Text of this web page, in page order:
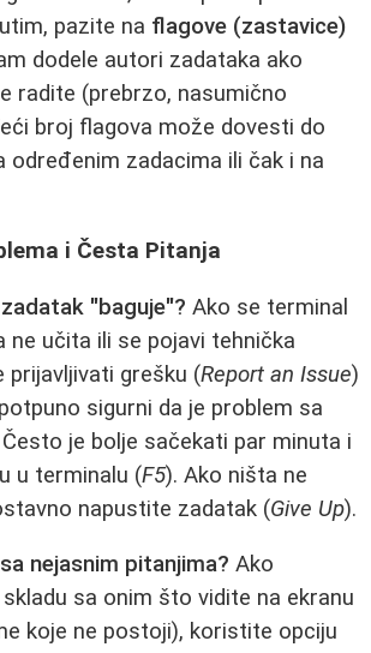
pazite na flagove (zastavice)
dodele autori zadataka ako
radite (prebrzo, nasumično
broj flagova može dovesti do
određenim zadacima ili čak i na
i Česta Pitanja
"baguje"? Ako se terminal
ne učita ili se pojavi tehnička
prijavljivati grešku (Report an Issue)
sigurni da je problem sa
je bolje sačekati par minuta i
u terminalu (F5). Ako ništa ne
napustite zadatak (Give Up).
nejasnim pitanjima? Ako
sa onim što vidite na ekranu
koje ne postoji), koristite opciju